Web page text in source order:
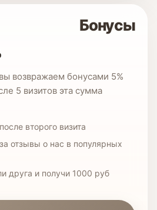
Бонусы
возвражаем бонусами 5%
5 визитов эта сумма
второго визита
отзывы о нас в популярных
друга и получи 1000 руб